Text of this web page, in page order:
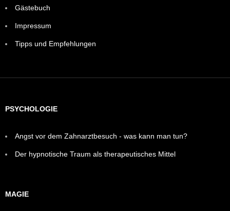
Gästebuch
Impressum
Tipps und Empfehlungen
PSYCHOLOGIE
Angst vor dem Zahnarztbesuch - was kann man tun?
Der hypnotische Traum als therapeutisches Mittel
MAGIE